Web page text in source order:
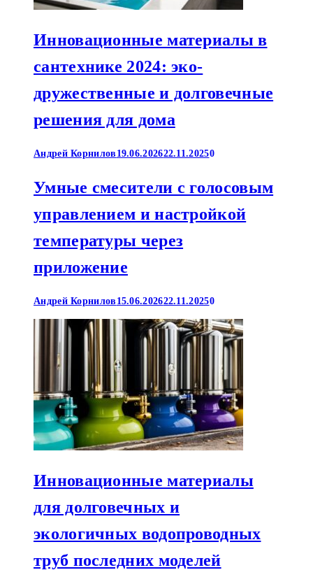
Инновационные материалы в
сантехнике 2024: эко-
дружественные и долговечные
решения для дома
Андрей Корнилов 19.06.202622.11.20250
Умные смесители с голосовым
управлением и настройкой
температуры через
приложение
Андрей Корнилов 15.06.202622.11.20250
Инновационные материалы
для долговечных и
экологичных водопроводных
труб последних моделей